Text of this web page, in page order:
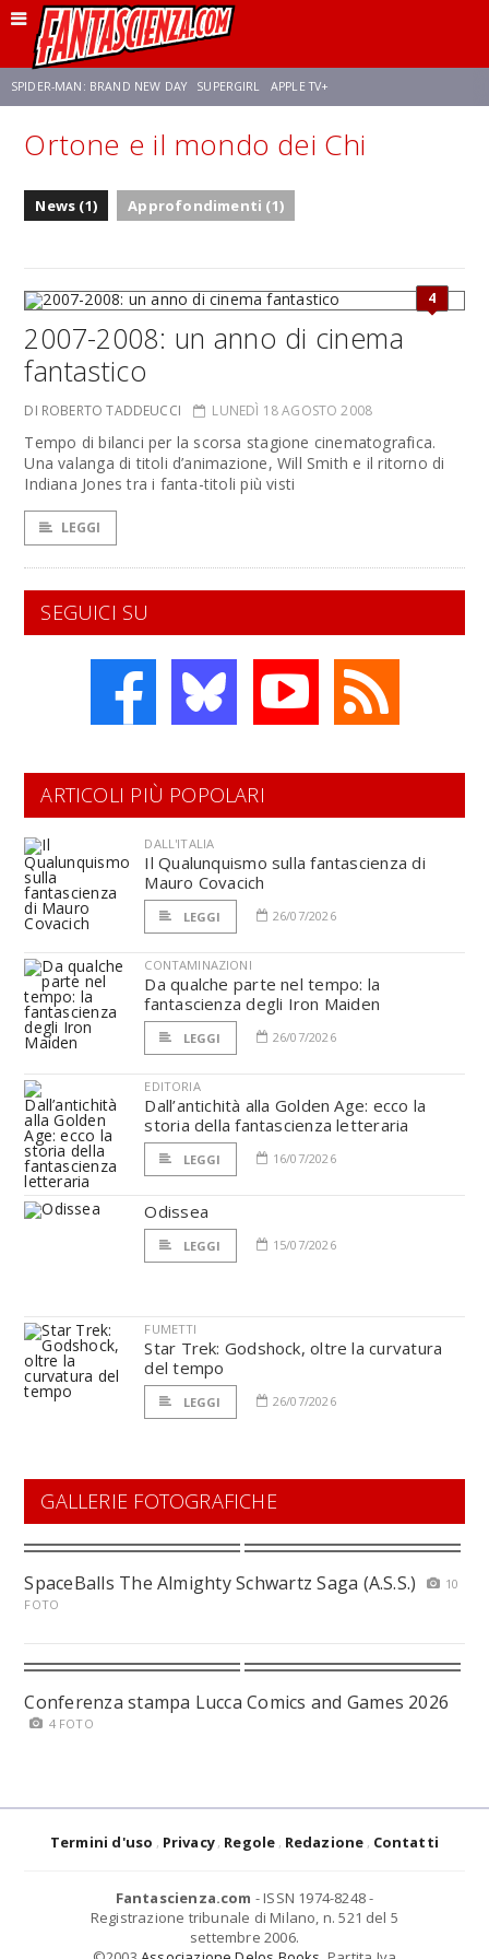
SPIDER-MAN: BRAND NEW DAY SUPERGIRL APPLE TV+
FRANCO RICCIARDIELLO ZENDAYA STAR TREK AVENGERS: DOOMSDAY
Ortone e il mondo dei Chi
News (1) Approfondimenti (1)
4
2007-2008: un anno di cinema
fantastico
DI ROBERTO TADDEUCCI LUNEDÌ 18 AGOSTO 2008
Tempo di bilanci per la scorsa stagione cinematografica.
Una valanga di titoli d’animazione, Will Smith e il ritorno di
Indiana Jones tra i fanta-titoli più visti
LEGGI
SEGUICI SU
ARTICOLI PIÙ POPOLARI
DALL'ITALIA
Il Qualunquismo sulla fantascienza di
Mauro Covacich
LEGGI 26/07/2026
CONTAMINAZIONI
Da qualche parte nel tempo: la
fantascienza degli Iron Maiden
LEGGI 26/07/2026
EDITORIA
Dall’antichità alla Golden Age: ecco la
storia della fantascienza letteraria
LEGGI 16/07/2026
Odissea
LEGGI 15/07/2026
FUMETTI
Star Trek: Godshock, oltre la curvatura
del tempo
LEGGI 26/07/2026
GALLERIE FOTOGRAFICHE
SpaceBalls The Almighty Schwartz Saga (A.S.S.)
10
FOTO
Conferenza stampa Lucca Comics and Games 2026
4 FOTO
Termini d'uso Privacy Regole Redazione Contatti
Fantascienza.com - ISSN 1974-8248 -
Registrazione tribunale di Milano, n. 521 del 5
settembre 2006.